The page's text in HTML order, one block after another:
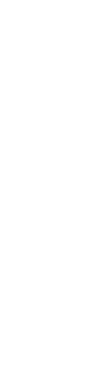
15 кВт, 20 кВт...